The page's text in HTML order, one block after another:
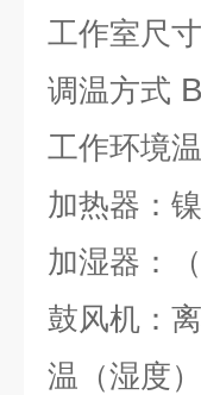
工作室尺
调温方式
工作环境
加热器：
加湿器：
鼓风机：
温（湿度